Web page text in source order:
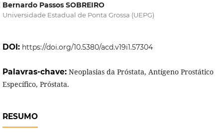
Bernardo Passos SOBREIRO
Universidade Estadual de Ponta Grossa (UEPG)
DOI: https://doi.org/10.5380/acd.v19i1.57304
Palavras-chave: Neoplasias da Próstata, Antígeno Prostático
Específico, Próstata.
RESUMO